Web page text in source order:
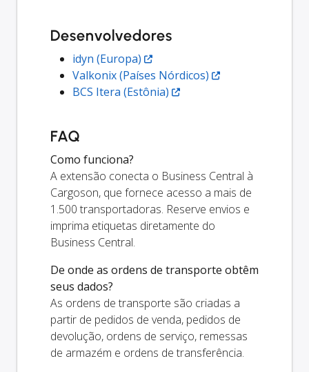
Desenvolvedores
idyn (Europa)
Valkonix (Países Nórdicos)
BCS Itera (Estônia)
FAQ
Como funciona?
A extensão conecta o Business Central à
Cargoson, que fornece acesso a mais de
1.500 transportadoras. Reserve envios e
imprima etiquetas diretamente do
Business Central.
De onde as ordens de transporte obtêm
seus dados?
As ordens de transporte são criadas a
partir de pedidos de venda, pedidos de
devolução, ordens de serviço, remessas
de armazém e ordens de transferência.